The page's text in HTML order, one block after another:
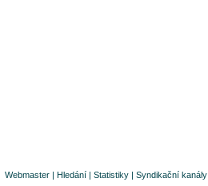
Webmaster | Hledání | Statistiky | Syndikační kanály